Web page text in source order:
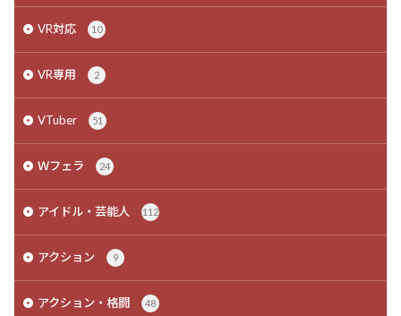
VR対応 10
VR専用 2
VTuber 51
Ｗフェラ 24
アイドル・芸能人 112
アクション 9
アクション・格闘 48